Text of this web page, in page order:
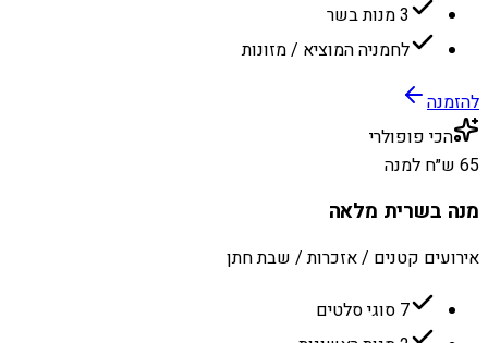
3 מנות בשר
לחמניה המוציא / מזונות
להזמנה
הכי פופולרי
65 ש״ח למנה
מנה בשרית מלאה
אירועים קטנים / אזכרות / שבת חתן
7 סוגי סלטים